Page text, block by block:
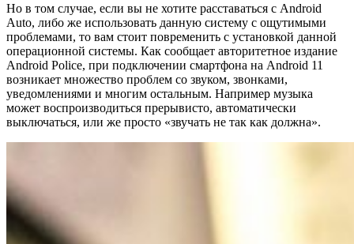
Но в том случае, если вы не хотите расставаться с Android
Auto, либо же использовать данную систему с ощутимыми
проблемами, то вам стоит повременить с установкой данной
операционной системы. Как сообщает авторитетное издание
Android Police, при подключении смартфона на Android 11
возникает множество проблем со звуком, звонками,
уведомлениями и многим остальным. Например музыка
может воспроизводиться прерывисто, автоматически
выключаться, или же просто «звучать не так как должна».